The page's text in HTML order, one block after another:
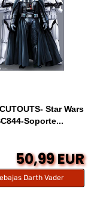
Star Wars
Soporte...
50,99 EUR
Darth Vader